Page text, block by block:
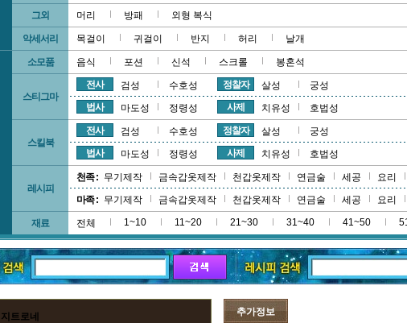
그외 머리 방패 외형 복식
악세서리 목걸이 귀걸이 반지 허리 날개
소모품 음식 포션 신석 스크롤 봉혼석
스티그마
전사 검성 수호성 정찰자 살성
궁성
법사
마도성 정령성 사제 치유성 호법성
스킬북
전사 검성 수호성 정찰자 살성
궁성
법사
마도성 정령성 사제 치유성 호법성
레시피
천족 : 무기제작 금속갑옷제작 천갑옷제작 연금술 세공 요리
마족 : 무기제작 금속갑옷제작 천갑옷제작 연금술 세공 요리
재료 전체 1~10 11~20 21~30 31~40 41~50
지트로네
추가정보